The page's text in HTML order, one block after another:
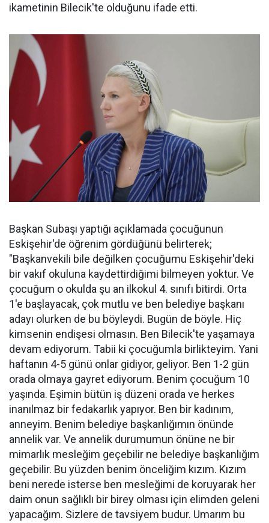
ikametinin Bilecik'te olduğunu ifade etti.
Başkan Subaşı yaptığı açıklamada çocuğunun
Eskişehir'de öğrenim gördüğünü belirterek;
"Başkanvekili bile değilken çocuğumu Eskişehir'deki
bir vakıf okuluna kaydettirdiğimi bilmeyen yoktur. Ve
çocuğum o okulda şu an ilkokul 4. sınıfı bitirdi. Orta
1'e başlayacak, çok mutlu ve ben belediye başkanı
adayı olurken de bu böyleydi. Bugün de böyle. Hiç
kimsenin endişesi olmasın. Ben Bilecik'te yaşamaya
devam ediyorum. Tabii ki çocuğumla birlikteyim. Yani
haftanın 4-5 günü onlar gidiyor, geliyor. Ben 1-2 gün
orada olmaya gayret ediyorum. Benim çocuğum 10
yaşında. Eşimin bütün iş düzeni orada ve herkes
inanılmaz bir fedakarlık yapıyor. Ben bir kadınım,
anneyim. Benim belediye başkanlığımın önünde
annelik var. Ve annelik durumumun önüne ne bir
mimarlık mesleğim geçebilir ne belediye başkanlığım
geçebilir. Bu yüzden benim önceliğim kızım. Kızım
beni nerede isterse ben mesleğimi de koruyarak her
daim onun sağlıklı bir birey olması için elimden geleni
yapacağım. Sizlere de tavsiyem budur. Umarım bu